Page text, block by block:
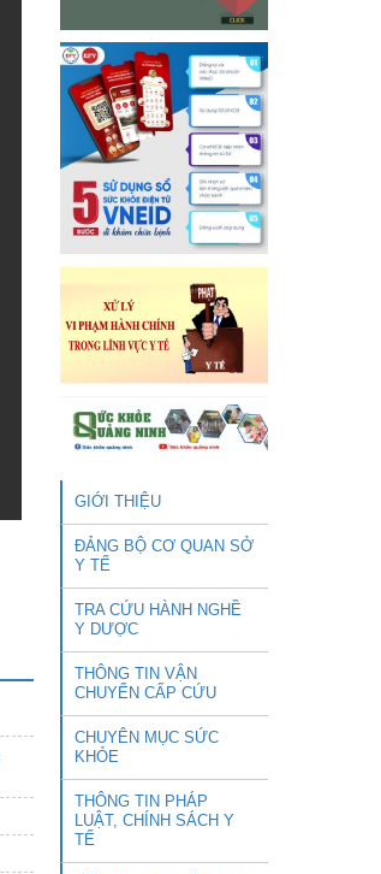
GIỚI THIỆU
ĐẢNG BỘ CƠ QUAN SỞ
Y TẾ
TRA CỨU HÀNH NGHỀ
Y DƯỢC
THÔNG TIN VẬN
CHUYỂN CẤP CỨU
CHUYÊN MỤC SỨC
KHỎE
THÔNG TIN PHÁP
LUẬT, CHÍNH SÁCH Y
TẾ